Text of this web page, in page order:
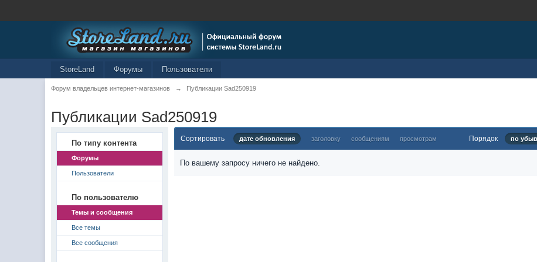
StoreLand Форумы Пользователи
Форум владельцев интернет-магазинов → Публикации Sad250919
Публикации Sad250919
По типу контента
Форумы
Пользователи
По пользователю
Темы и сообщения
Все темы
Все сообщения
Сортировать дате обновления заголовку сообщениям просмотрам Порядок по
По вашему запросу ничего не найдено.